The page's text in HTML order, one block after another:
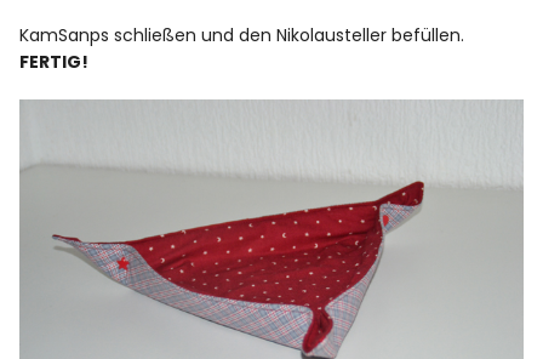
KamSanps schließen und den Nikolausteller befüllen.
FERTIG!